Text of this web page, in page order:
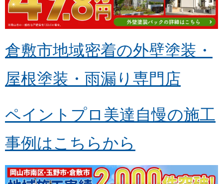
倉敷市地域密着の外壁塗装・
屋根塗装・雨漏り専門店
ペイントプロ美達自慢の施工
事例はこちらから